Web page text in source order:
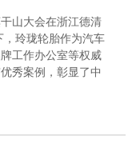
山大会在浙江德清
玲珑轮胎作为汽车
工作办公室等权威
秀案例，彰显了中